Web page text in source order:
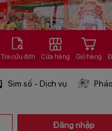
Tra cứu đơn Cửa hàng Giỏ hàng
Sim số - Dịch vụ
Đăng nhập